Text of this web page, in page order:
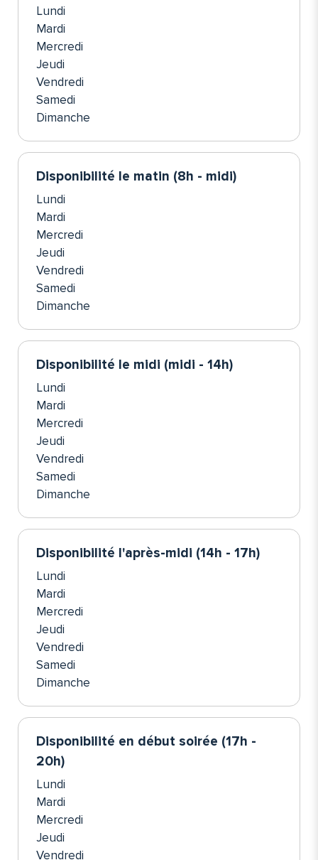
Lundi
Mardi
Mercredi
Jeudi
Vendredi
Samedi
Dimanche
Disponibilité le matin (8h - midi)
Lundi
Mardi
Mercredi
Jeudi
Vendredi
Samedi
Dimanche
Disponibilité le midi (midi - 14h)
Lundi
Mardi
Mercredi
Jeudi
Vendredi
Samedi
Dimanche
Disponibilité l'après-midi (14h - 17h)
Lundi
Mardi
Mercredi
Jeudi
Vendredi
Samedi
Dimanche
Disponibilité en début soirée (17h -
20h)
Lundi
Mardi
Mercredi
Jeudi
Vendredi